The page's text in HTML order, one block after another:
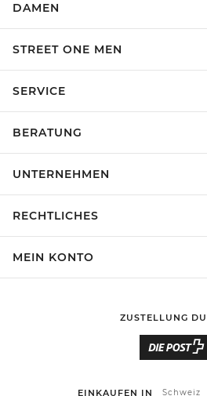
DAMEN
STREET ONE MEN
SERVICE
BERATUNG
UNTERNEHMEN
RECHTLICHES
MEIN KONTO
ZUSTELLUNG
EINKAUFEN IN Schweiz